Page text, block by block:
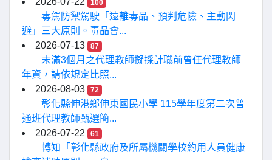
100
毒駕防禦駕駛「遠離毒品、預判危險、主動閃
避」三大原則。毒品會...
2026-07-13
87
未滿3個月之代理教師擬採計職前曾任代理教師
年資，請依規定比照...
2026-08-03
72
彰化縣伸港鄉伸東國民小學 115學年度第二次普
通班代理教師甄選簡...
2026-07-22
61
轉知「彰化縣政府及所屬機關學校約用人員健康